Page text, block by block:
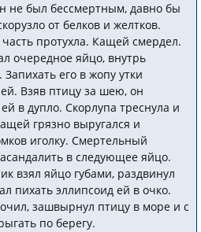
был бессмертным, давно бы
от белков и желтков.
протухла. Кащей смердел.
очередное яйцо, внутрь
его в жопу утки
Взяв птицу за шею, он
в дупло. Скорлупа треснула и
грязно выругался и
иголку. Смертельный
в следующее яйцо.
взял яйцо губами, раздвинул
пихать эллипсоид ей в очко.
зашвырнул птицу в море и с
по берегу.